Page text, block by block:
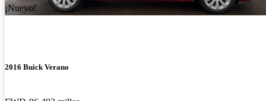
¡Nuevo!
2016 Buick Verano